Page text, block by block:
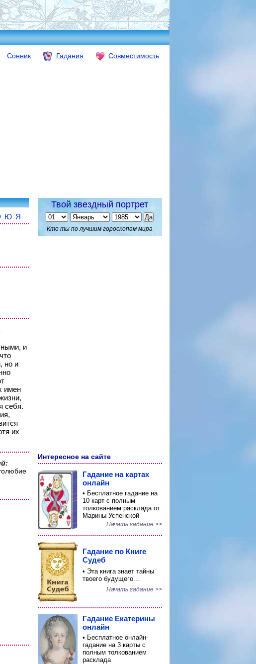
Сонник Гадания Совместимость
Ю Я
и
но и
имен
себя.
их
Твой звездный портрет
Кто ты по лучшим гороскопам мира
Интересное на сайте
Гадание на картах
онлайн
• Бесплатное гадание на
10 карт с полным
толкованием расклада от
Марины Успенской
Начать гадание >>
Гадание по Книге
Судеб
• Эта книга знает тайны
твоего будущего...
Начать гадание >>
Гадание Екатерины
онлайн
• Бесплатное онлайн-
гадание на 3 карты с
полным толкованием
расклада